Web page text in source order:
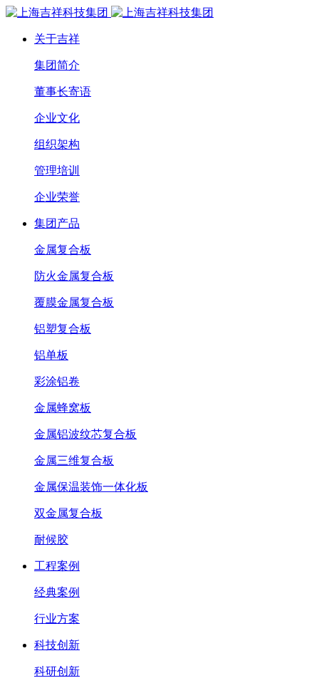
关于吉祥
集团简介
董事长寄语
企业文化
组织架构
管理培训
企业荣誉
集团产品
金属复合板
防火金属复合板
覆膜金属复合板
铝塑复合板
铝单板
彩涂铝卷
金属蜂窝板
金属铝波纹芯复合板
金属三维复合板
金属保温装饰一体化板
双金属复合板
耐候胶
工程案例
经典案例
行业方案
科技创新
科研创新